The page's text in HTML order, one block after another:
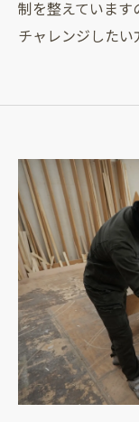
制を整えています
チャレンジしたい